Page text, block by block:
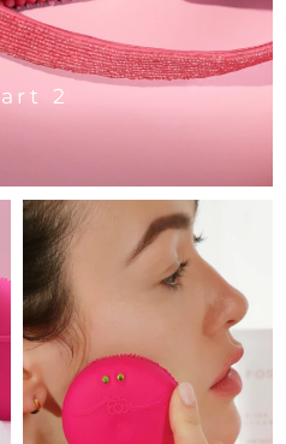
2
設備
devices
eye massagers
护理
care essentials
Peptide Scalp
Whitening Gel
男士
預計送達日期8/15/26
預計送達日期8/14/26
預計送達日期 8/16/26
8/13/26
預計送達日期 8/11/26
預計送達日期 8/11/26